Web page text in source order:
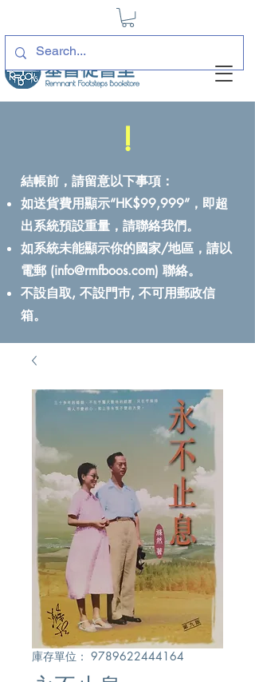
!
結帳前，請留意以下事項：
如送貨費用顯示“HK$99,999”，即超
出系統預設重量，請聯絡我們。
如系統未能顯示你的國家/地區，請以
電郵 (info@rmfboos.com) 聯絡。
不設自取, 不設門巿, 不可用郵政信
箱。
庫存單位： 9789622444164